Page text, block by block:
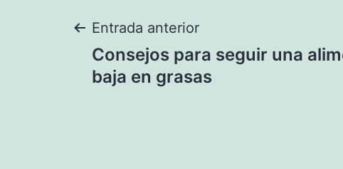
Navegación
de
Entrada anterior
Consejos para seguir una
baja en grasas